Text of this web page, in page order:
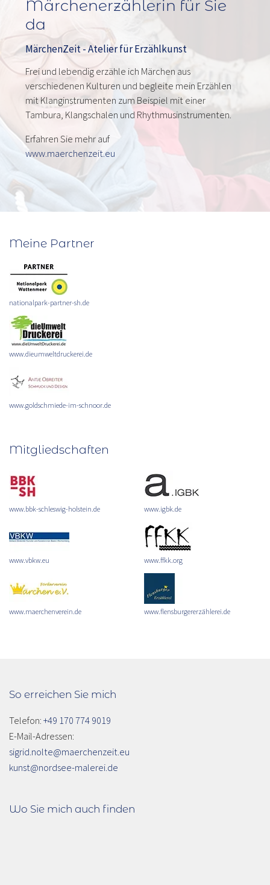
Märchenerzählerin für Sie
da
MärchenZeit - Atelier für Erzählkunst
Frei und lebendig erzähle ich Märchen aus
verschiedenen Kulturen und begleite mein Erzählen
mit Klanginstrumenten zum Beispiel mit einer
Tambura, Klangschalen und Rhythmusinstrumenten.
Erfahren Sie mehr auf
www.maerchenzeit.eu
Meine Partner
nationalpark-partner-sh.de
www.dieumweltdruckerei.de
www.goldschmiede-im-schnoor.de
Mitgliedschaften
www.bbk-schleswig-holstein.de www.igbk.de
www.vbkw.eu www.ffkk.org
www.maerchenverein.de www.flensburgererzählerei.de
So erreichen Sie mich
Telefon: +49 170 774 9019
E-Mail-Adressen:
sigrid.nolte@maerchenzeit.eu
kunst@nordsee-malerei.de
Wo Sie mich auch finden